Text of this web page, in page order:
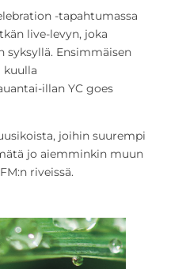
-tapahtumassa
live-levyn, joka
Ensimmäisen
kuulla
illan YC goes
joihin suurempi
jo aiemminkin muun
riveissä.